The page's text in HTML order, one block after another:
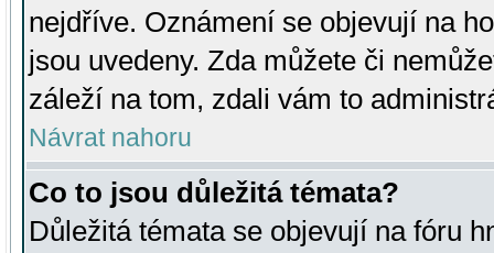
nejdříve. Oznámení se objevují na
jsou uvedeny. Zda můžete či
záleží na tom, zdali vám to
Návrat nahoru
Co to jsou důležitá témata?
Důležitá témata se objevují na fóru